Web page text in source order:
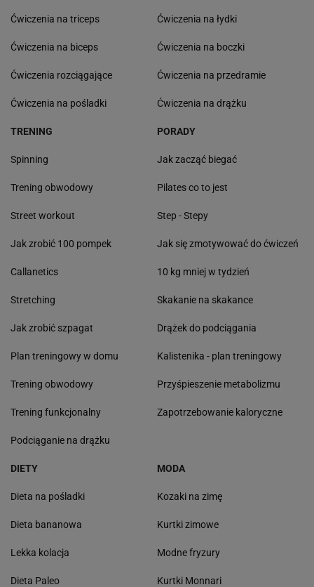
Ćwiczenia na triceps
Ćwiczenia na biceps
Ćwiczenia rozciągające
Ćwiczenia na pośladki
Ćwiczenia na łydki
Ćwiczenia na boczki
Ćwiczenia na przedramie
Ćwiczenia na drążku
TRENING
Spinning
Trening obwodowy
Street workout
Jak zrobić 100 pompek
Callanetics
Stretching
Jak zrobić szpagat
Plan treningowy w domu
Trening obwodowy
Trening funkcjonalny
Podciąganie na drążku
PORADY
Jak zacząć biegać
Pilates co to jest
Step - Stepy
Jak się zmotywować do ćwiczeń
10 kg mniej w tydzień
Skakanie na skakance
Drążek do podciągania
Kalistenika - plan treningowy
Przyśpieszenie metabolizmu
Zapotrzebowanie kaloryczne
DIETY
Dieta na pośladki
Dieta bananowa
Lekka kolacja
Dieta Paleo
MODA
Kozaki na zimę
Kurtki zimowe
Modne fryzury
Kurtki Monnari